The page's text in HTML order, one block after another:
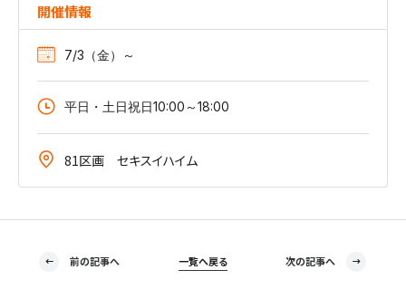
開催情報
7/3（金）～
平日・土日祝日10:00～18:00
81区画 セキスイハイム
前の記事へ 一覧へ戻る 次の記事へ